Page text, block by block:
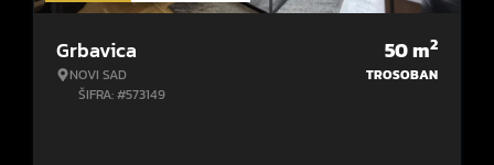
Grbavica
NOVI SAD
ŠIFRA: #573149
50m2
TROSOBAN